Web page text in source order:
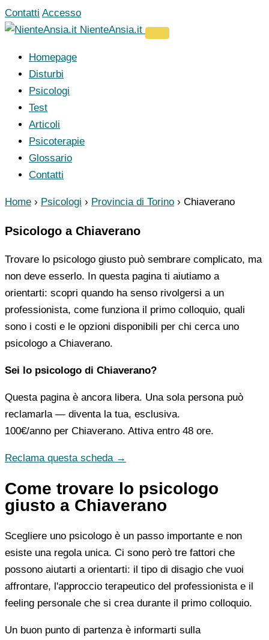
Vai
al
Contatti Accesso
NienteAnsia.it
Homepage
Disturbi
Psicologi
Test
Articoli
Psicoterapie
Glossario
Contatti
Home › Psicologi › Provincia di Torino › Chiaverano
Psicologo a Chiaverano
Trovare lo psicologo giusto può sembrare complicato, ma
non deve esserlo. In questa pagina ti aiutiamo a
orientarti: scopri quando ha senso rivolgersi a un
professionista, come funziona il primo colloquio, quali
sono i costi e le opzioni disponibili per chi cerca uno
psicologo a Chiaverano.
Sei lo psicologo di Chiaverano?
Questa pagina è ancora libera. Una sola persona può
reclamarla — diventa la tua, esclusiva.
100€/anno per Chiaverano. Attiva entro 48 ore.
Reclama questa scheda →
Come trovare lo psicologo
giusto a Chiaverano
Scegliere uno psicologo è un passo importante e non
esiste una regola unica. Ci sono però tre fattori che
possono aiutarti a orientarti: il tipo di disagio che vuoi
affrontare, l'approccio terapeutico del professionista e il
feeling personale che si crea durante il primo colloquio.
Un buon punto di partenza è informarti sulla